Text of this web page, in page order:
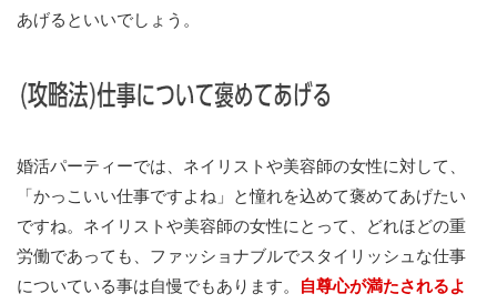
あげるといいでしょう。
婚活パーティーでは、ネイリストや美容師の女性に対して、
「かっこいい仕事ですよね」と憧れを込めて褒めてあげたい
ですね。ネイリストや美容師の女性にとって、どれほどの重
労働であっても、ファッショナブルでスタイリッシュな仕事
についている事は自慢でもあります。
自尊心が満たされるよ